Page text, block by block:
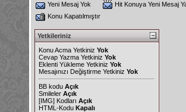
Yeni Mesaj Yok
Hit Konuya Yeni Mesaj
Konu Kapatılmıştır
Yetkileriniz
Konu Acma Yetkiniz Yok
Cevap Yazma Yetkiniz Yok
Eklenti Yükleme Yetkiniz Yok
Mesajınızı Değiştirme Yetkiniz Yok
BB kodu Açık
Smileler Açık
[IMG] Kodları Açık
HTML-Kodu Kapalı